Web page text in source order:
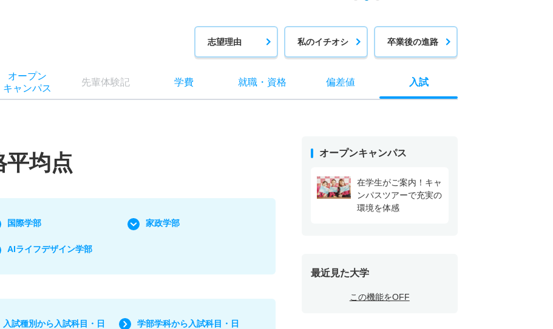
志望理由 私のイチオシ 卒業後の進路
オープン
キャンパス
先輩体験記 学費 就職・ 資格 偏差値 入試
平均点
国際学部 家政学部
AIライフデザイン学部
入試種別から入試科目・日
学部学科から入試科目・日
オープンキャンパス
在学生がご案内！キャ
ンパスツアーで充実の
環境を体感
最近見た大学
この機能をOFF